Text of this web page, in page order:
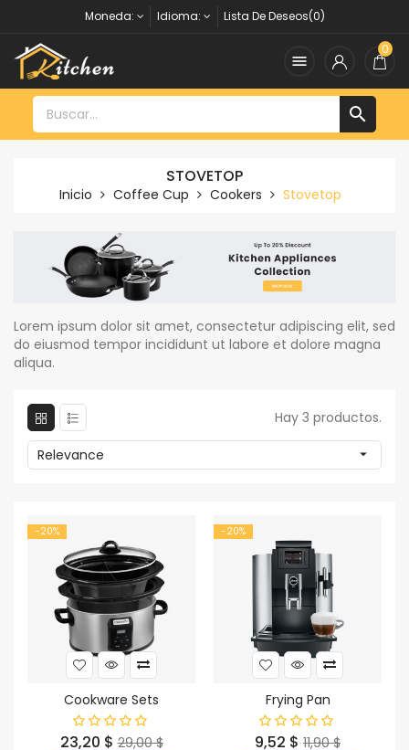
Moneda: Idioma: Lista De Deseos(0)

0

STOVETOP
Inicio Coffee Cup Cookers Stovetop
Lorem ipsum dolor sit amet, consectetur adipiscing elit, sed
do eiusmod tempor incididunt ut labore et dolore magna
aliqua.
Hay 3 productos.
Relevance 
-20%
Cookware Sets
Precio
23,20 $ Precio
29,00 $
-20%
Frying Pan
Precio
9,52 $ Precio
11,90 $